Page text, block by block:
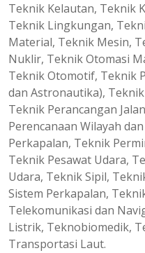
Teknik Kelautan, Teknik
Teknik Lingkungan,
Material, Teknik Mesin,
Nuklir, Teknik Otomasi
Teknik Otomotif, Teknik
dan Astronautika),
Teknik Perancangan
Perencanaan Wilayah
Perkapalan, Teknik
Teknik Pesawat Udara,
Udara, Teknik Sipil,
Sistem Perkapalan,
Telekomunikasi dan
Listrik, Teknobiomedik,
Transportasi Laut.